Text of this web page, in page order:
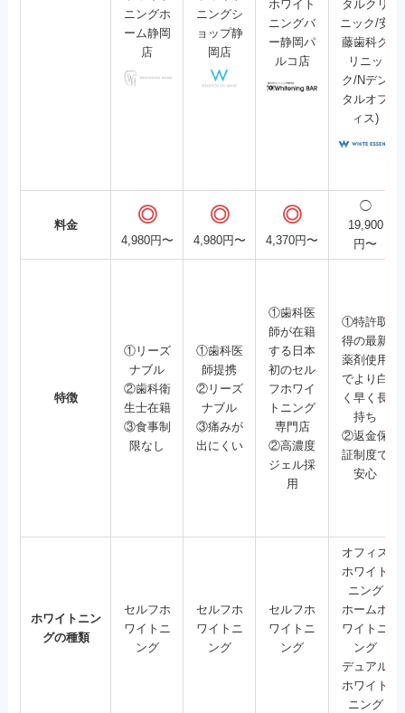
ニングホ
ーム静岡
店
ニングシ
ョップ静
岡店
ホワイト
ニングバ
ー静岡パ
ルコ店
タルクリ
ニック/安
藤歯科ク
リニッ
ク/Nデン
タルオフ
ィス)
料金 ◎
4,980円〜
◎
4,980円〜
◎
4,370円〜
◯
19,900
円〜
特徴
①リーズ
ナブル
②歯科衛
生士在籍
③食事制
限なし
①歯科医
師提携
②リーズ
ナブル
③痛みが
出にくい
①歯科医
師が在籍
する日本
初のセル
フホワイ
トニング
専門店
②高濃度
ジェル採
用
①特許取
得の最新
薬剤使用
でより白
く早く長
持ち
②返金保
証制度で
安心
ホワイトニン
グの種類
セルフホ
ワイトニ
ング
セルフホ
ワイトニ
ング
セルフホ
ワイトニ
ング
オフィス
ホワイト
ニング
ホームホ
ワイトニ
ング
デュアル
ホワイト
ニング